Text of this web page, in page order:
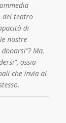
del teatro
di
nostre
Ma,
ossia
che invia al